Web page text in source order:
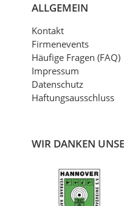
WIR DANKEN
ALLGEMEIN
Kontakt
Firmenevents
Häufige Fragen (FAQ)
Impressum
Datenschutz
Haftungsausschluss